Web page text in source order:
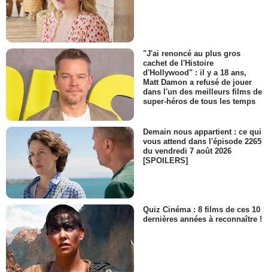
"J'ai renoncé au plus gros
cachet de l'Histoire
d'Hollywood" : il y a 18 ans,
Matt Damon a refusé de jouer
dans l'un des meilleurs films de
super-héros de tous les temps
Demain nous appartient : ce qui
vous attend dans l'épisode 2265
du vendredi 7 août 2026
[SPOILERS]
Quiz Cinéma : 8 films de ces 10
dernières années à reconnaître !